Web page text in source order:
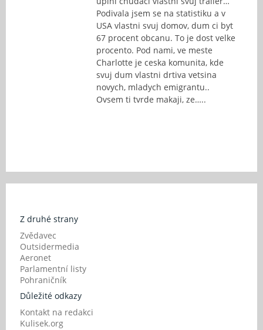
Podivala jsem se na statistiku a v
USA vlastni svuj domov, dum ci byt
67 procent obcanu. To je dost velke
procento. Pod nami, ve meste
Charlotte je ceska komunita, kde
svuj dum vlastni drtiva vetsina
novych, mladych emigrantu..
Ovsem ti tvrde makaji, ze…..
Z druhé strany
Zvědavec
Outsidermedia
Aeronet
Parlamentní listy
Pohraničník
Důležité odkazy
Kontakt na redakci
Kulisek.org